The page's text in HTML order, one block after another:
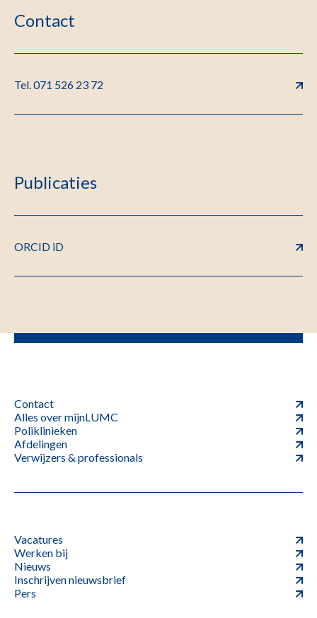
Contact
Tel. 071 526 23 72
Publicaties
ORCID iD
Contact
Alles over mijnLUMC
Poliklinieken
Afdelingen
Verwijzers & professionals
Vacatures
Werken bij
Nieuws
Inschrijven nieuwsbrief
Pers